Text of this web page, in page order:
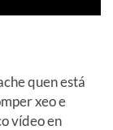
quen está
xeo e
vídeo en